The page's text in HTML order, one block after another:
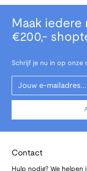
Maak iedere
€200,-
Schrijf je nu in op onze
Your Email
Contact
Hulp nodig? We helpen